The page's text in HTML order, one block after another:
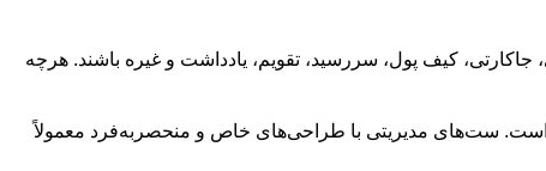
کیف پول، سررسید، تقویم، یادداشت و غیره باشند. هرچه
ست‌های مدیریتی با طراحی‌های خاص و منحصربه‌فرد معمولاً